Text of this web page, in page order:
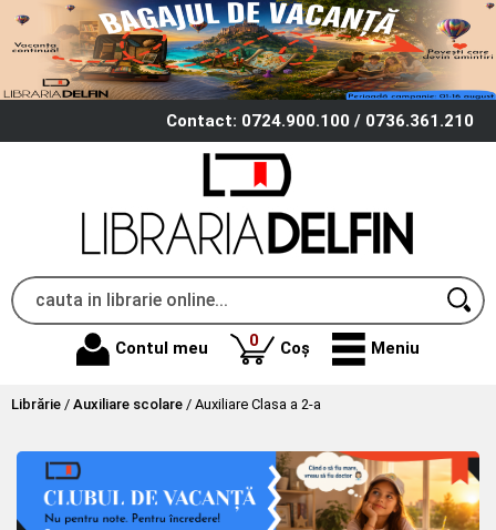
Contact: 0724.900.100 / 0736.361.210
Contul meu 0produse
Coș Meniu
Librărie / Auxiliare scolare / Auxiliare Clasa a 2-a